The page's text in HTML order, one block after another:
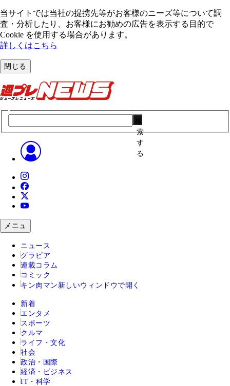
当サイトでは当社の提携先等がお客様のニーズ等について調
査・分析したり、お客様にお勧めの広告を表⽰する⽬的で
Cookie を使⽤する場合があります。
詳しくはこちら
閉じる
索
す
る
メニュ
ニュース
グラビア
連載コラム
コミック
キン肉マン 新しいウィンドウで開く
新着
エンタメ
スポーツ
クルマ
ライフ・文化
社会
政治・国際
経済・ビジネス
IT・科学